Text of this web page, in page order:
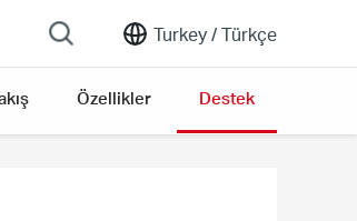
Turkey /Türkçe
Özellikler Destek